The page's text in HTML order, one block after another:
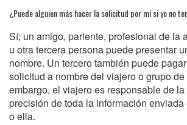
¿Puede alguien más hacer la solicitud por mí si yo no
Sí; un amigo, pariente, profesional de la
u otra tercera persona puede presentar
nombre. Un tercero también puede
solicitud a nombre del viajero o grupo
embargo, el viajero es responsable de
precisión de toda la información enviada
o ella.